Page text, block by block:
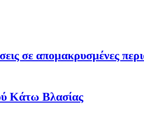
σε απομακρυσμένες
Κάτω Βλασίας